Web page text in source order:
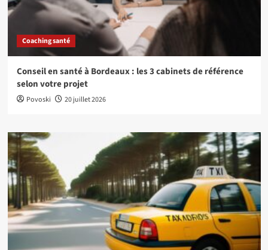
Coaching santé
Conseil en santé à Bordeaux : les 3 cabinets de référence
selon votre projet
Povoski 20 juillet 2026